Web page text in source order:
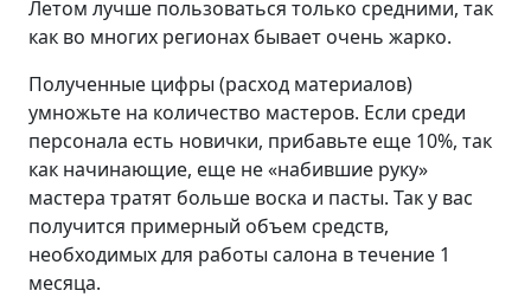
Летом лучше пользоваться только средними, так
как во многих регионах бывает очень жарко.
Полученные цифры (расход материалов)
умножьте на количество мастеров. Если среди
персонала есть новички, прибавьте еще 10%, так
как начинающие, еще не «набившие руку»
мастера тратят больше воска и пасты. Так у вас
получится примерный объем средств,
необходимых для работы салона в течение 1
месяца.